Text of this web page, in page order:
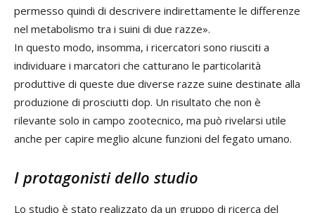
permesso quindi di descrivere indirettamente le differenze
nel metabolismo tra i suini di due razze».
In questo modo, insomma, i ricercatori sono riusciti a
individuare i marcatori che catturano le particolarità
produttive di queste due diverse razze suine destinate alla
produzione di prosciutti dop. Un risultato che non è
rilevante solo in campo zootecnico, ma può rivelarsi utile
anche per capire meglio alcune funzioni del fegato umano.
I protagonisti dello studio
Lo studio è stato realizzato da un gruppo di ricerca del